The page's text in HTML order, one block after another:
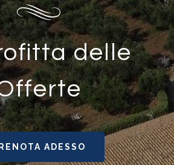
delle
ADESSO